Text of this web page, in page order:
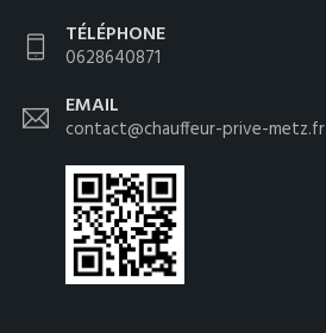
TÉLÉPHONE
0628640871
EMAIL
contact@chauffeur-prive-metz.fr